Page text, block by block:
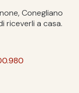
Conegliano
riceverli a casa.